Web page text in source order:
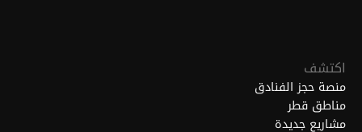
اكتشف
منصة حجز الفنادق
مناطق قطر
مشاريع جديدة